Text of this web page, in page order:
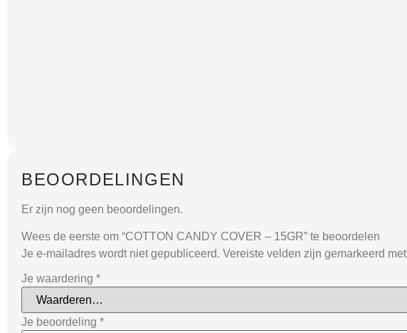
BEOORDELINGEN
Er zijn nog geen beoordelingen.
Wees de eerste om “COTTON CANDY COVER – 15GR” te beoordelen
Je e-mailadres wordt niet gepubliceerd. Vereiste velden zijn gemarkeerd met
Je waardering *
Je beoordeling *